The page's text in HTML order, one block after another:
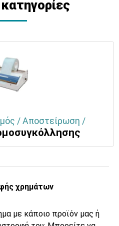
/ Αποστείρωση /
χρημάτων
με κάποιο προϊόν μας ή